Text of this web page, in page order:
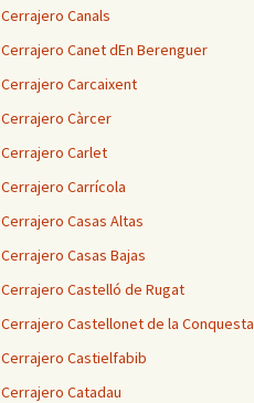
Cerrajero Canals
Cerrajero Canet dEn Berenguer
Cerrajero Carcaixent
Cerrajero Càrcer
Cerrajero Carlet
Cerrajero Carrícola
Cerrajero Casas Altas
Cerrajero Casas Bajas
Cerrajero Castelló de Rugat
Cerrajero Castellonet de la Conquesta
Cerrajero Castielfabib
Cerrajero Catadau